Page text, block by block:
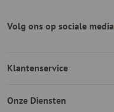
Volg ons op sociale media
Klantenservice
Onze Diensten